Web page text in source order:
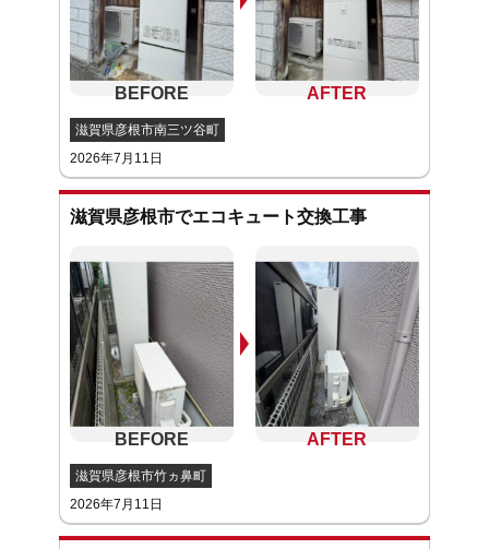
滋賀県彦根市南三ツ谷町
2026年7月11日
滋賀県彦根市でエコキュート交換工事
滋賀県彦根市竹ヵ鼻町
2026年7月11日